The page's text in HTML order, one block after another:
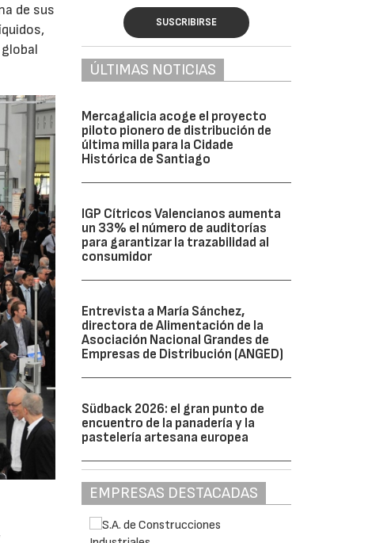
de sus
SUSCRIBIRSE
ÚLTIMAS NOTICIAS
Mercagalicia acoge el proyecto
piloto pionero de distribución de
última milla para la Cidade
Histórica de Santiago
IGP Cítricos Valencianos aumenta
un 33% el número de auditorías
para garantizar la trazabilidad al
consumidor
Entrevista a María Sánchez,
directora de Alimentación de la
Asociación Nacional Grandes de
Empresas de Distribución (ANGED)
Südback 2026: el gran punto de
encuentro de la panadería y la
pastelería artesana europea
EMPRESAS DESTACADAS